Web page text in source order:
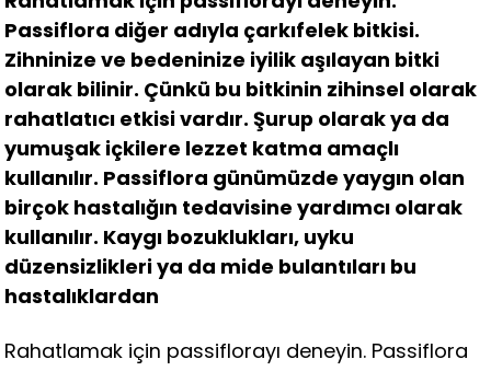
Passiflora diğer adıyla çarkıfelek bitkisi.
Zihninize ve bedeninize iyilik aşılayan bitki
olarak bilinir. Çünkü bu bitkinin zihinsel olarak
rahatlatıcı etkisi vardır. Şurup olarak ya da
yumuşak içkilere lezzet katma amaçlı
kullanılır. Passiflora günümüzde yaygın olan
birçok hastalığın tedavisine yardımcı olarak
kullanılır. Kaygı bozuklukları, uyku
düzensizlikleri ya da mide bulantıları bu
hastalıklardan
Rahatlamak için passiflorayı deneyin. Passiflora